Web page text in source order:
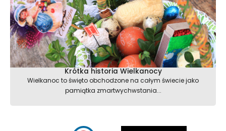
Krótka historia Wielkanocy
Wielkanoc to święto obchodzone na całym świecie jako
pamiątka zmartwychwstania...